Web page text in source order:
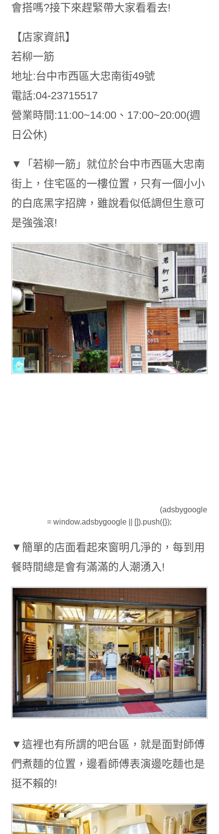
會搭嗎?接下來趕緊帶大家看看去!
【店家資訊】
若柳一筋
地址:台中市西區大忠南街49號
電話:04-23715517
營業時間:11:00~14:00、17:00~20:00(週
日公休)
▼「若柳一筋」就位於台中市西區大忠南
街上，住宅區的一樓位置，只有一個小小
的白底黑字招牌，雖說看似低調但生意可
是強強滾!
(adsbygoogle
= window.adsbygoogle || []).push({});
▼簡單的店面看起來窗明几淨的，每到用
餐時間總是會有滿滿的人潮湧入!
▼這裡也有所謂的吧台區，就是面對師傅
們煮麵的位置，邊看師傅表演邊吃麵也是
挺不賴的!